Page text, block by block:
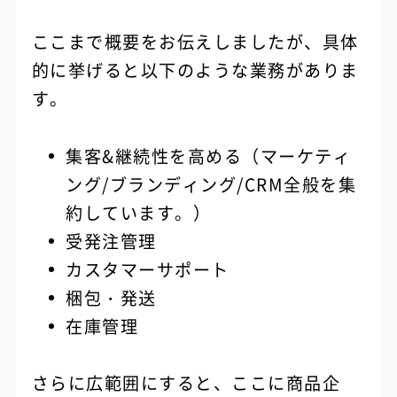
ここまで概要をお伝えしましたが、具体
的に挙げると以下のような業務がありま
す。
集客&継続性を高める（マーケティ
ング/ブランディング/CRM全般を集
約しています。）
受発注管理
カスタマーサポート
梱包・発送
在庫管理
さらに広範囲にすると、ここに商品企